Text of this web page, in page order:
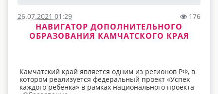
26.07.2021 01:29 176
НАВИГАТОР ДОПОЛНИТЕЛЬНОГО
ОБРАЗОВАНИЯ КАМЧАТСКОГО КРАЯ
Камчатский край является одним из регионов РФ, в
котором реализуется федеральный проект «Успех
каждого ребенка» в рамках национального проекта